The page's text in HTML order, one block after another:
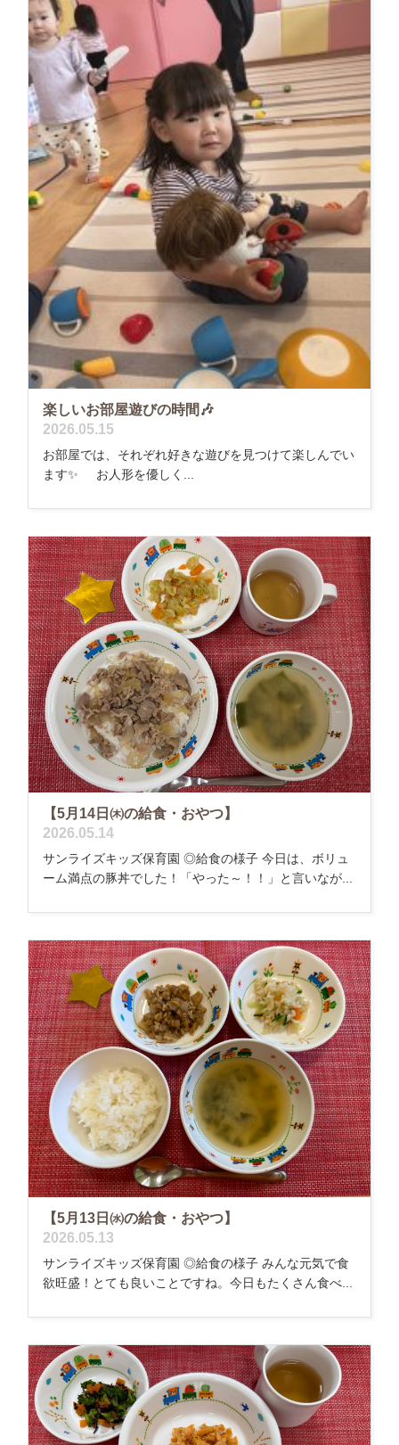
楽しいお部屋遊びの時間🎶
2026.05.15
お部屋では、それぞれ好きな遊びを見つけて楽しんでい
ます✨ お人形を優しく...
【5月14日㈭の給食・おやつ】
2026.05.14
サンライズキッズ保育園 ◎給食の様子 今日は、ボリュ
ーム満点の豚丼でした！「やった～！！」と言いなが...
【5月13日㈬の給食・おやつ】
2026.05.13
サンライズキッズ保育園 ◎給食の様子 みんな元気で食
欲旺盛！とても良いことですね。今日もたくさん食べ...